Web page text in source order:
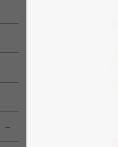
Toggle menu